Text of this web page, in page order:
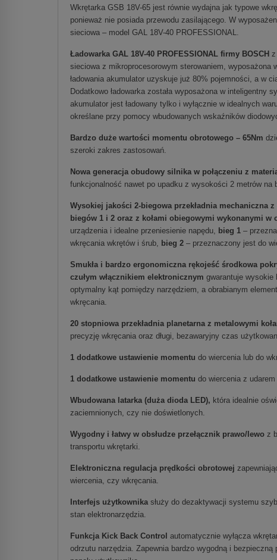
Wkrętarka GSB 18V-65 jest równie wydajna jak typowe
ponieważ nie posiada przewodu zasilającego. W
sieciowa – model GAL 18V-40 PROFESSIONAL.
Ładowarka GAL 18V-40 PROFESSIONAL firmy BOSCH
sieciowa z mikroprocesorowym sterowaniem,
ładowania akumulator uzyskuje już 80% pojemności, a w
Dodatkowo ładowarka została wyposażona w
akumulator jest ładowany tylko i wyłącznie w idealnych
określane przy pomocy wbudowanych wskaźników
Bardzo duże wartości momentu obrotowego – 65Nm
szeroki zakres zastosowań.
Nowa generacja obudowy silnika w połączeniu z
funkcjonalność nawet po upadku z wysokości 2 metrów na
Wysokiej jakości 2-biegowa przekładnia mechaniczna
biegów 1 i 2 oraz z kołami obiegowymi wykonanymi w
urządzenia i idealne przeniesienie napędu, bieg 1 –
wkręcania wkrętów i śrub, bieg 2 – przeznaczony jest do
Smukła i bardzo ergonomiczna rękojeść środkowa
czułym włącznikiem elektronicznym gwarantuje wysokie
optymalny kąt pomiędzy narzędziem, a obrabianym
wkręcania.
20 stopniowa przekładnia planetarna z metalowymi
precyzję wkręcania oraz długi, bezawaryjny czas
1 dodatkowe ustawienie momentu do wiercenia lub do
1 dodatkowe ustawienie momentu do wiercenia z udarem
Wbudowana latarka (duża dioda LED), która idealnie
zaciemnionych, czy nie doświetlonych.
Wygodny i łatwy w obsłudze przełącznik prawo/lewo z
transportu wkrętarki.
Elektroniczna regulacja prędkości obrotowej
wiercenia, czy wkręcania.
Interfejs użytkownika służy do dezaktywacji systemu
stan elektronarzędzia.
Funkcja Kick Back Control automatycznie wyłącza
odrzutu narzędzia. Zapewnia bardzo wygodną i